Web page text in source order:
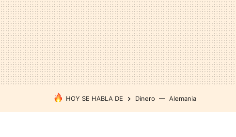
HOY SE HABLA DE Dinero Alemania